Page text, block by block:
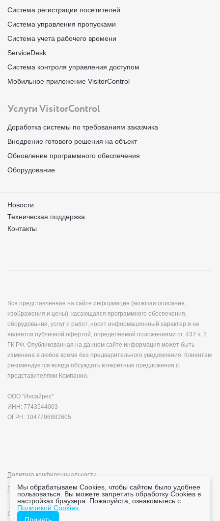
Система регистрации посетителей
Система управления пропусками
Система учета рабочего времени
ServiceDesk
Система контроля управления доступом
Мобильное приложение VisitorControl
Услуги VisitorControl
Доработка системы по требованиям заказчика
Внедрение готового решения на объект
Обновление программного обеспечения
Оборудование
Новости
Техническая поддержка
Контакты
Вся представленная на сайте информация (включая описания,
изображения и цены), касающаяся программного обеспечения,
оборудования, услуг и работ, носит информационный характер и не
является публичной офертой, определяемой положениями ст. 437 ч. 2
ГК РФ. Опубликованная на данном сайте информация может быть
изменена в любое время без предварительного уведомления. Клиентам
рекомендуется всегда обсуждать конкретные предложения с
представителями Компании.
ООО "Инсайрес"
ИНН: 7743544003
ОГРН: 1047796882605
Политика конфиденциальности
Политика cookie
Copyright © 2004 – 2026 VisitorControl ®
Мы обрабатываем Cookies, чтобы сайтом было удобнее
пользоваться. Вы можете запретить обработку Cookies в
настройках браузера. Пожалуйста, ознакомьтесь с
Политикой Cookies.